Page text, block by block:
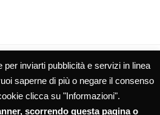
Condominiali © 2026. Tutti i
inviarti pubblicità e servizi in linea
saperne di più o negare il consenso
clicca su "Informazioni".
scorrendo questa pagina o